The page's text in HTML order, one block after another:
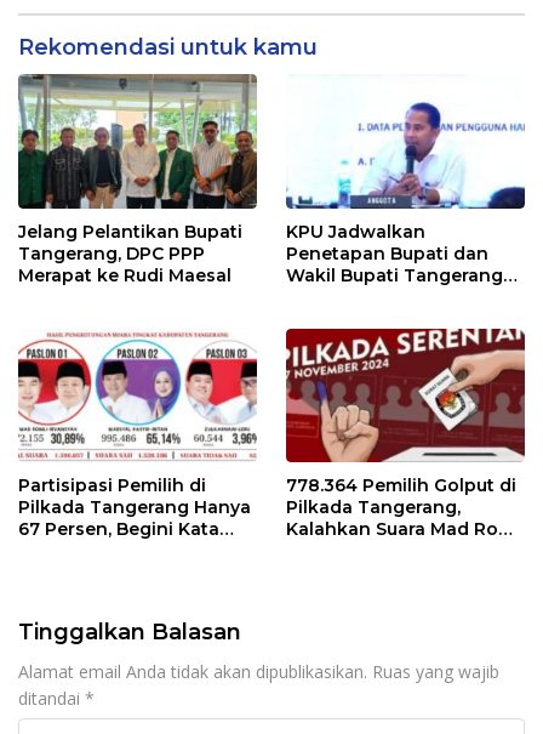
Rekomendasi untuk kamu
Jelang Pelantikan Bupati
Tangerang, DPC PPP
Merapat ke Rudi Maesal
KPU Jadwalkan
Penetapan Bupati dan
Wakil Bupati Tangerang
Partisipasi Pemilih di
Pilkada Tangerang Hanya
67 Persen, Begini Kata
778.364 Pemilih Golput di
Pilkada Tangerang,
Kalahkan Suara Mad Romli
Tinggalkan Balasan
Alamat email Anda tidak akan dipublikasikan. Ruas yang wajib
ditandai *